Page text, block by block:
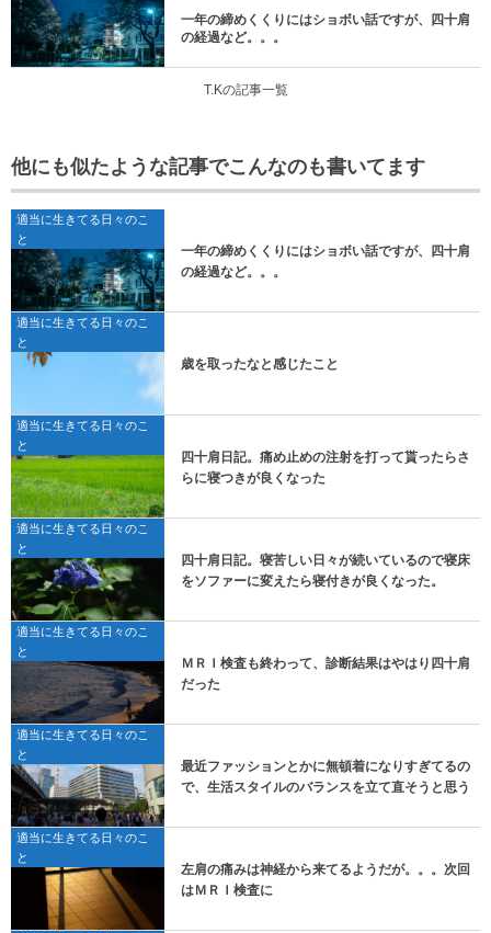
一年の締めくくりにはショボい話ですが、四十肩
の経過など。。。
T.Kの記事一覧
他にも似たような記事でこんなのも書いてます
適当に生きてる日々のこ
と
一年の締めくくりにはショボい話ですが、四十肩
の経過など。。。
適当に生きてる日々のこ
と
歳を取ったなと感じたこと
適当に生きてる日々のこ
と
四十肩日記。痛め止めの注射を打って貰ったらさ
らに寝つきが良くなった
適当に生きてる日々のこ
と
四十肩日記。寝苦しい日々が続いているので寝床
をソファーに変えたら寝付きが良くなった。
適当に生きてる日々のこ
と
ＭＲＩ検査も終わって、診断結果はやはり四十肩
だった
適当に生きてる日々のこ
と
最近ファッションとかに無頓着になりすぎてるの
で、生活スタイルのバランスを立て直そうと思う
適当に生きてる日々のこ
と
左肩の痛みは神経から来てるようだが。。。次回
はＭＲＩ検査に